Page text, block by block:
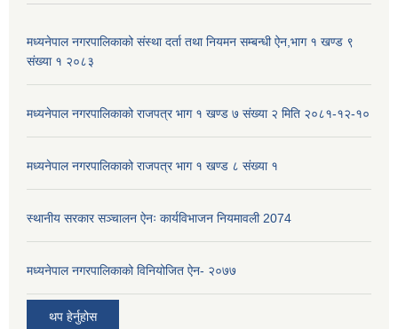
मध्यनेपाल नगरपालिकाको संस्था दर्ता तथा नियमन सम्बन्धी ऐन,भाग १ खण्ड ९
संख्या १ २०८३
मध्यनेपाल नगरपालिकाको राजपत्र भाग १ खण्ड ७ संख्या २ मिति २०८१-१२-१०
मध्यनेपाल नगरपालिकाको राजपत्र भाग १ खण्ड ८ संख्या १
स्थानीय सरकार सञ्चालन ऐनः कार्यविभाजन नियमावली 2074
मध्यनेपाल नगरपालिकाको विनियोजित ऐन- २०७७
थप हेर्नुहोस